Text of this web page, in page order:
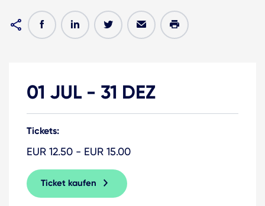
01 JUL - 31 DEZ
Tickets:
EUR 12.50 - EUR 15.00
Ticket kaufen